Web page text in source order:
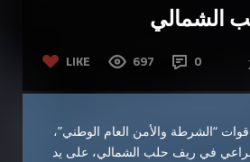
الشمالي
LIKE 697 0
“الشرطة والأمن العام الوطني”،
في ريف حلب الشمالي، على يد